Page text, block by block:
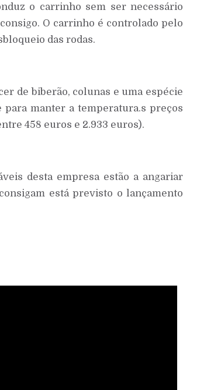
o carrinho sem ser necessário
O carrinho é controlado pelo
das rodas.
de biberão, colunas e uma espécie
para manter a temperatura.s preços
458 euros e 2.933 euros).
desta empresa estão a angariar
está previsto o lançamento